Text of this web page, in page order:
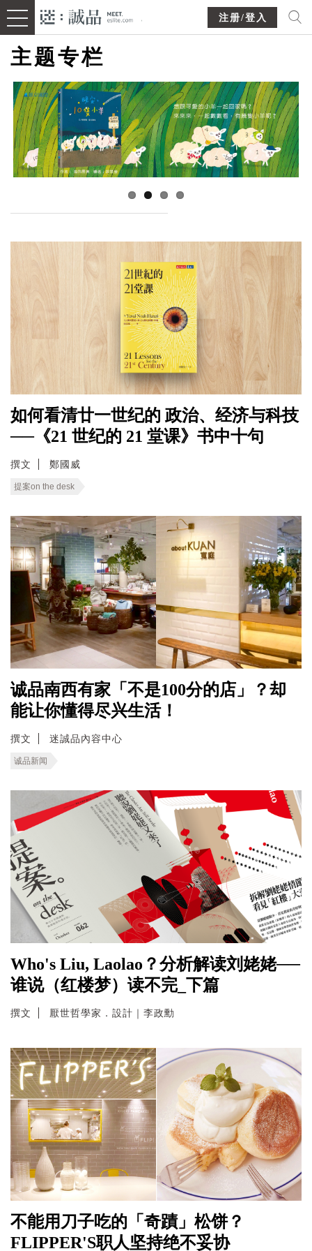
注册/登入
主题专栏
如何看清廿一世纪的 政治、经济与科技
──《21 世纪的 21 堂课》书中十句
撰文 鄭國威
提案on the desk
诚品南西有家「不是100分的店」？却
能让你懂得尽兴生活！
撰文 迷誠品內容中心
诚品新闻
Who's Liu, Laolao？分析解读刘姥姥──
谁说（红楼梦）读不完_下篇
撰文 厭世哲學家．設計｜李政勳
不能用刀子吃的「奇蹟」松饼？
FLIPPER'S职人坚持绝不妥协